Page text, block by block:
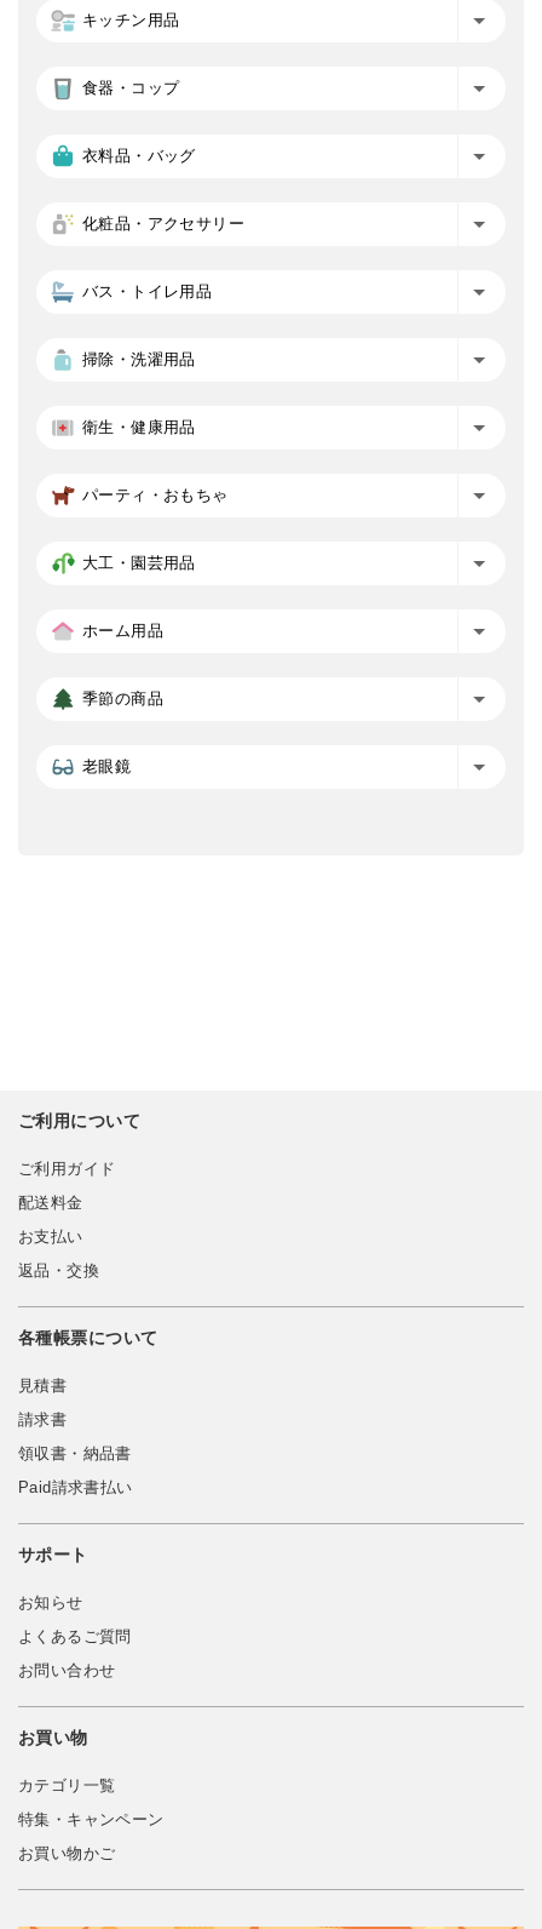
キッチン用品
食器・コップ
衣料品・バッグ
化粧品・アクセサリー
バス・トイレ用品
掃除・洗濯用品
衛生・健康用品
パーティ・おもちゃ
大工・園芸用品
ホーム用品
季節の商品
老眼鏡
ご利用について
ご利用ガイド
配送料金
お支払い
返品・交換
各種帳票について
見積書
請求書
領収書・納品書
Paid請求書払い
サポート
お知らせ
よくあるご質問
お問い合わせ
お買い物
カテゴリ一覧
特集・キャンペーン
お買い物かご